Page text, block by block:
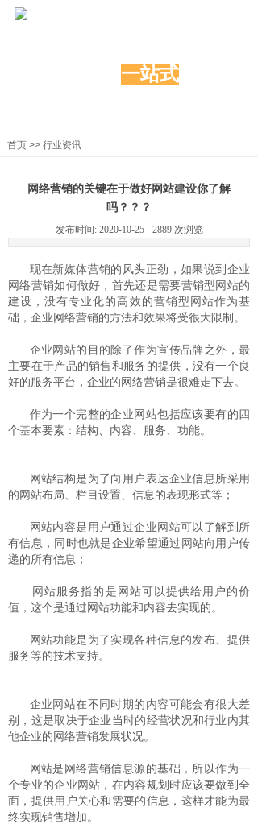
一站式
首页 >> 行业资讯
网络营销的关键在于做好网站建设你了解
吗？？？
发布时间: 2020-10-25 2889 次浏览
现在新媒体营销的风头正劲，如果说到企业
网络营销如何做好，首先还是需要营销型网站的
建设，没有专业化的高效的营销型网站作为基
础，企业网络营销的方法和效果将受很大限制。
企业网站的目的除了作为宣传品牌之外，最
主要在于产品的销售和服务的提供，没有一个良
好的服务平台，企业的网络营销是很难走下去。
作为一个完整的企业网站包括应该要有的四
个基本要素：结构、内容、服务、功能。
网站结构是为了向用户表达企业信息所采用
的网站布局、栏目设置、信息的表现形式等；
网站内容是用户通过企业网站可以了解到所
有信息，同时也就是企业希望通过网站向用户传
递的所有信息；
网站服务指的是网站可以提供给用户的价
值，这个是通过网站功能和内容去实现的。
网站功能是为了实现各种信息的发布、提供
服务等的技术支持。
企业网站在不同时期的内容可能会有很大差
别，这是取决于企业当时的经营状况和行业内其
他企业的网络营销发展状况。
网站是网络营销信息源的基础，所以作为一
个专业的企业网站，在内容规划时应该要做到全
面，提供用户关心和需要的信息，这样才能为最
终实现销售增加。